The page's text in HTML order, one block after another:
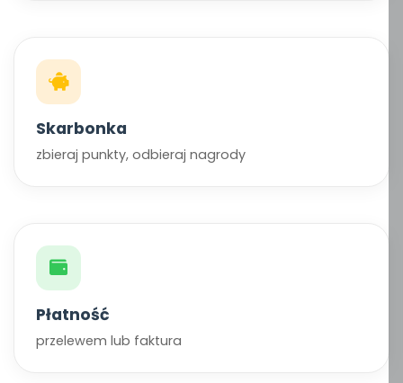
Skarbonka
zbieraj punkty, odbieraj nagrody
Płatność
przelewem lub faktura